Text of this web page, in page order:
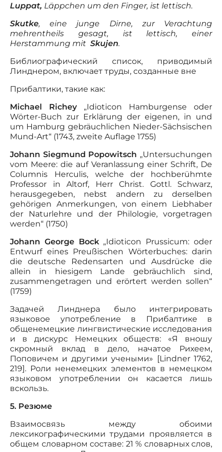
Luppat, Läppchen um den Finger, ist lettisch.
Skutke, eine junge Dirne, zur Verachtung
mehrentheils gesagt, ist lettisch, einer
Herstammung mit Skujen.
Библиографический список, приводимый
Линднером, включает труды, созданные вне
Прибалтики, такие как:
Michael Richey„Idioticon Hamburgense oder
Wörter-Buch zur Erklärung der eigenen, in und
um Hamburg gebräuchlichen Nieder-Sächsischen
Mund-Art“ (1743, zweite Auflage 1755)
Johann Siegmund Popowitsch „Untersuchungen
vom Meere: die auf Veranlassung einer Schrift, De
Columnis Herculis, welche der hochberühmte
Professor in Altorf, Herr Christ. Gottl. Schwarz,
herausgegeben, nebst andern zu derselben
gehörigen Anmerkungen, von einem Liebhaber
der Naturlehre und der Philologie, vorgetragen
werden“ (1750)
Johann George Bock „Idioticon Prussicum: oder
Entwurf eines Preußischen Wörterbuches: darin
die deutsche Redensarten und Ausdrücke die
allein in hiesigem Lande gebräuchlich sind,
zusammengetragen und erörtert werden sollen“
(1759)
Задачей Линднера было интегрировать
языковое употребление в Прибалтике в
общенемецкие лингвистические исследования
и в дискурс Немецких обществ: «Я вношу
скромный вклад в дело, начатое Рихеем,
Поповичем и другими учеными» [Lindner 1762,
219]. Роли ненемецких элементов в немецком
языковом употреблении он касается лишь
вскользь.
5. Резюме
Взаимосвязь между обоими
лексикографическими трудами проявляется в
общем словарном составе: 21 % словарных слов,